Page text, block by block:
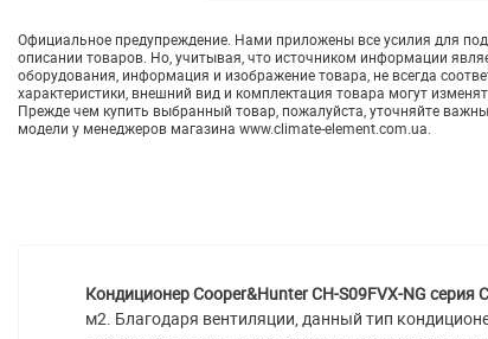
Официальное предупреждение. Нами приложены все усилия для
описании товаров. Но, учитывая, что источником информации
оборудования, информация и изображение товара, не всегда
характеристики, внешний вид и комплектация товара могут
Прежде чем купить выбранный товар, пожалуйста, уточняйте
модели у менеджеров магазина www.climate-element.com.ua.
Кондиционер Cooper&HunterCH-S09FVX-NG серия
м2. Благодаря вентиляции, данный тип